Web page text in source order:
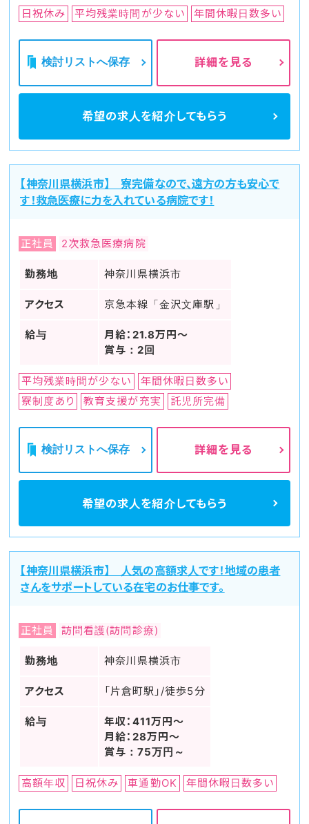
日祝休み 平均残業時間が少ない 年間休暇日数多い
検討リストへ保存 詳細を見る
希望の求人を紹介してもらう
【神奈川県横浜市】 寮完備なので、遠方の方も安心で
す！救急医療に力を入れている病院です！
正社員 2次救急医療病院
勤務地 神奈川県横浜市
アクセス 京急本線「金沢文庫駅」
給与
月給：21.8万円～
賞与：2回
平均残業時間が少ない
年間休暇日数多い
寮制度あり
教育支援が充実 託児所完備
検討リストへ保存 詳細を見る
希望の求人を紹介してもらう
【神奈川県横浜市】 人気の高額求人です！地域の患者
さんをサポートしている在宅のお仕事です。
正社員 訪問看護(訪問診療)
勤務地 神奈川県横浜市
アクセス 「片倉町駅」/徒歩5分
給与
年収：411万円～
月給：28万円～
賞与：75万円～
高額年収 日祝休み 車通勤OK 年間休暇日数多い